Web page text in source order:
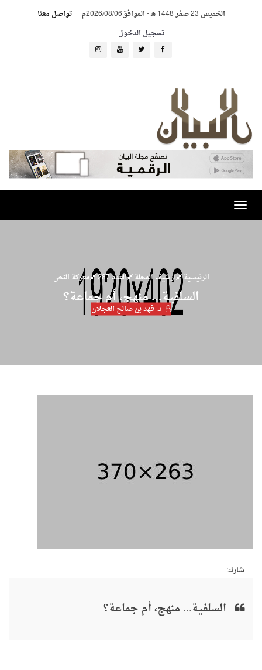
الخميس 23 صفر 1448 هـ -الموافق2026/08/06م
تواصل معنا
تسجيل الدخول
Toggle
navigation
الرئيسية ارشيف المجلة العدد 287 معركة النص
السلفية... منهج، أم جماعة؟
د. فهد بن صالح العجلان
شارك:
السلفية... منهج، أم جماعة؟